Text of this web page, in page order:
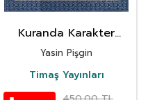
Kuranda Karakter
İnşası
Yasin Pişgin
Timaş Yayınları